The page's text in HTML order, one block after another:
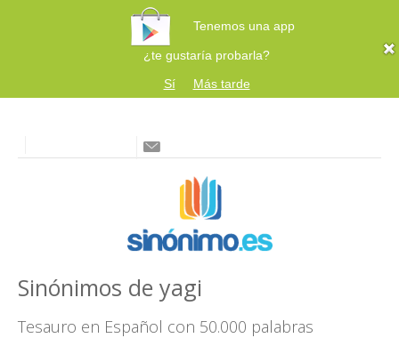
Tenemos una app
¿te gustaría probarla?
Sí
Más tarde
Sinónimos de yagi
Tesauro en Español con 50.000 palabras